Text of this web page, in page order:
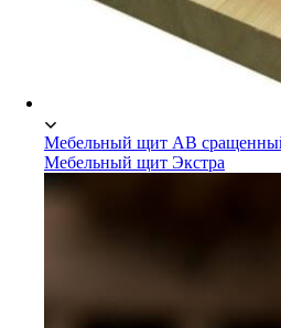
Мебельный щит АВ
Мебельный щит Экстра